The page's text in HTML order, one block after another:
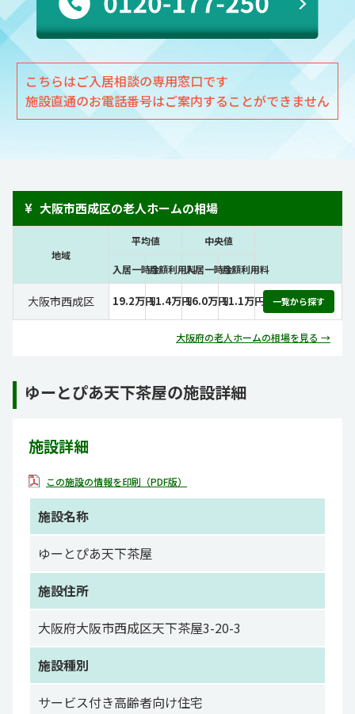
こちらはご入居相談の専用窓口です
施設直通のお電話番号はご案内することができません
¥ 大阪市西成区の老人ホームの相場
地域
平均値 中央値
入居一時金月額利用料入居一時金月額利用料
大阪市西成区 19.2万円11.4万円16.0万円11.1万円 一覧から探す
大阪府の老人ホームの相場を見る →
ゆーとぴあ天下茶屋の施設詳細
施設詳細
この施設の情報を印刷（PDF版）
施設名称
ゆーとぴあ天下茶屋
施設住所
大阪府大阪市西成区天下茶屋3-20-3
施設種別
サービス付き高齢者向け住宅